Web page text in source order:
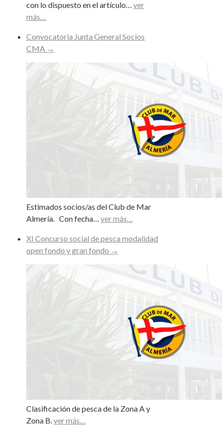
con lo dispuesto en el artículo… ver
más…
Convocatoria Junta General Socios
CMA →
Estimados socios/as del Club de Mar
Almería. Con fecha… ver más…
XI Concurso social de pesca modalidad
open fondo y gran fondo →
Clasificación de pesca de la Zona A y
Zona B.ver más…